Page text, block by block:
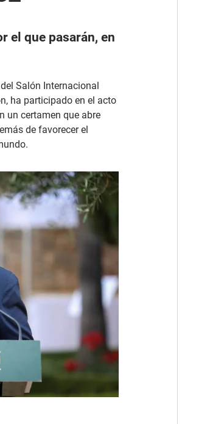
el que pasarán, en
Salón Internacional
ha participado en el acto
un certamen que abre
de favorecer el